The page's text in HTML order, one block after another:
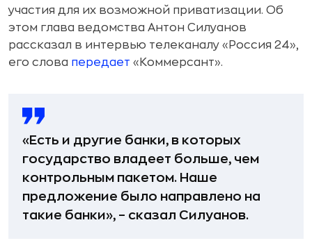
участия для их возможной приватизации. Об
этом глава ведомства Антон Силуанов
рассказал в интервью телеканалу «Россия 24»,
его слова передает «Коммерсант».
«Есть и другие банки, в которых
государство владеет больше, чем
контрольным пакетом. Наше
предложение было направлено на
такие банки», – сказал Силуанов.